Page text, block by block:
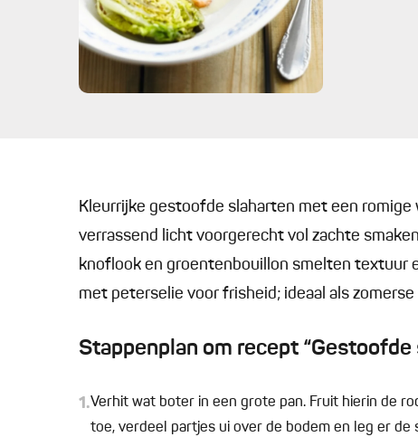
Kleurrijke gestoofde slaharten met een
verrassend licht voorgerecht vol zachte
knoflook en groentenbouillon smelten textuur
met peterselie voor frisheid; ideaal als
Stappenplan om recept
1.Verhit wat boter in een grote pan. Fruit hierin de
toe, verdeel partjes ui over de bodem en leg er de